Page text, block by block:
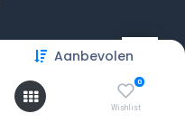
Aanbevolen
0
Wishlist